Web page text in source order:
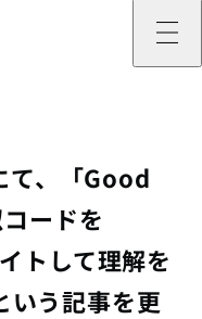
て、「Good
ードを
トして理解を
いう記事を更